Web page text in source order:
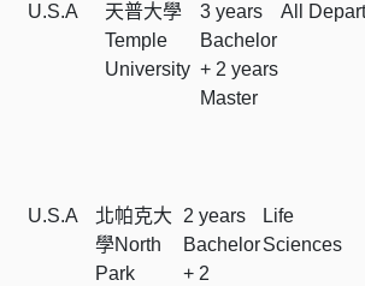
U.S.A
天普大學
Temple
University
3 years
Bachelor
+ 2 years
Master
All
U.S.A
北帕克大
學North
Park
2 years
Bachelor
+ 2
Life
Sciences